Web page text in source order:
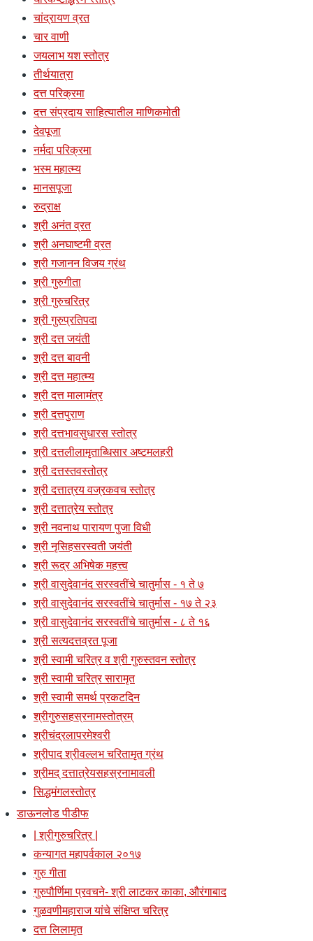
चांद्रायण व्रत
चार वाणी
जयलाभ यश स्तोत्र
तीर्थयात्रा
दत्त परिक्रमा
दत्त संप्रदाय साहित्यातील माणिकमोती
देवपूजा
नर्मदा परिक्रमा
भस्म महात्म्य
मानसपूजा
रुद्राक्ष
श्री अनंत व्रत
श्री अनघाष्टमी व्रत
श्री गजानन विजय ग्रंथ
श्री गुरुगीता
श्री गुरुचरित्र
श्री गुरुप्रतिपदा
श्री दत्त जयंती
श्री दत्त बावनी
श्री दत्त महात्म्य
श्री दत्त मालामंत्र
श्री दत्तपुराण
श्री दत्तभावसुधारस स्तोत्र
श्री दत्तलीलामृताब्धिसार अष्टमलहरी
श्री दत्तस्तवस्तोत्र
श्री दत्तात्रय वज्रकवच स्तोत्र
श्री दत्तात्रेय स्तोत्र
श्री नवनाथ पारायण पुजा विधी
श्री नृसिहसरस्वती जयंती
श्री रूद्र अभिषेक महत्त्व
श्री वासुदेवानंद सरस्वतींचे चातुर्मास - १ ते ७
श्री वासुदेवानंद सरस्वतींचे चातुर्मास - १७ ते २३
श्री वासुदेवानंद सरस्वतींचे चातुर्मास - ८ ते १६
श्री सत्यदत्तव्रत पूजा
श्री स्वामी चरित्र व श्री गुरुस्तवन स्तोत्र
श्री स्वामी चरित्र सारामृत
श्री स्वामी समर्थ प्रकटदिन
श्रीगुरुसहस्रनामस्तोत्रम्
श्रीचंद्रलापरमेश्वरी
श्रीपाद श्रीवल्लभ चरितामृत ग्रंथ
श्रीमद् दत्तात्रेयसहस्रनामावली
सिद्धमंगलस्तोत्र
डाऊनलोड पीडीफ
| श्रीगुरुचरित्र |
कन्यागत महापर्वकाल २०१७
गुरु गीता
गुरुपौर्णिमा प्रवचने- श्री लाटकर काका, औरंगाबाद
गुळवणीमहाराज यांचे संक्षिप्त चरित्र
दत्त लिलामृत